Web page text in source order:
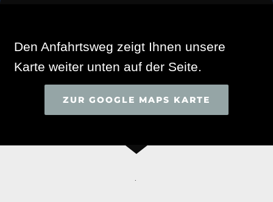
Den Anfahrtsweg zeigt Ihnen unsere
Karte weiter unten auf der Seite.